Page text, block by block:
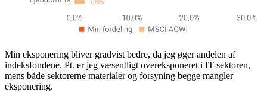
Min eksponering bliver gradvist bedre, da jeg øger andelen af
indeksfondene. Pt. er jeg væsentligt overeksponeret i IT-sektoren,
mens både sektorerne materialer og forsyning begge mangler
eksponering.